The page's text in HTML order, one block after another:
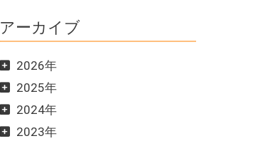
アーカイブ
2026年
2025年
2024年
2023年